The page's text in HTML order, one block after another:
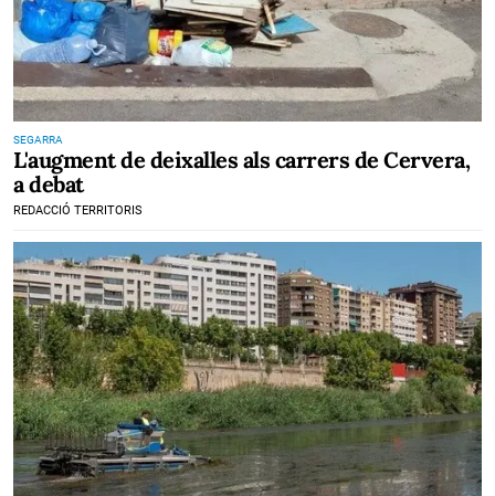
SEGARRA
L'augment de deixalles als carrers de Cervera,
a debat
REDACCIÓ TERRITORIS